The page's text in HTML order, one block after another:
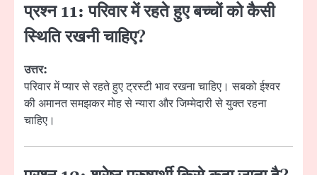
प्रश्न 11: परिवार में रहते हुए बच्चों को कैसी
स्थिति रखनी चाहिए?
उत्तर:
परिवार में प्यार से रहते हुए ट्रस्टी भाव रखना चाहिए। सबको ईश्वर
की अमानत समझकर मोह से न्यारा और जिम्मेदारी से युक्त रहना
चाहिए।